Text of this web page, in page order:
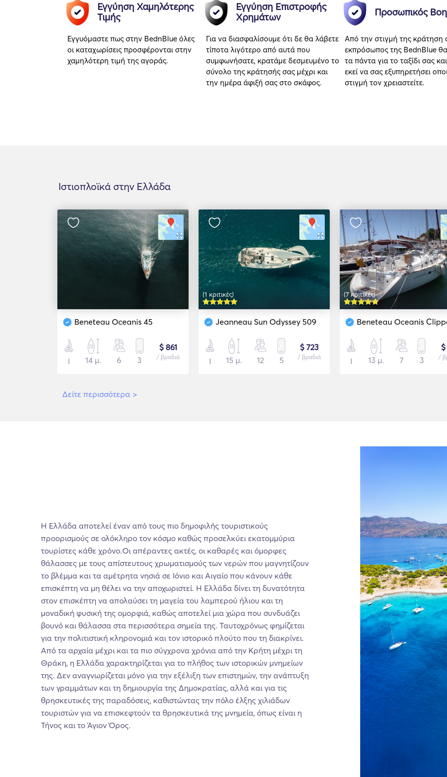
Εγγύηση Χαμηλότερης
Τιμής
Εγγυόμαστε πως στην BednBlue όλες
οι καταχωρίσεις προσφέρονται στην
χαμηλότερη τιμή της αγοράς.
Εγγύηση Επιστροφής
Χρημάτων
Για να διασφαλίσουμε ότι δε θα λάβετε
τίποτα λιγότερο από αυτά που
συμφωνήσατε, κρατάμε δεσμευμένο το
σύνολο της κράτησής σας μέχρι και
την ημέρα άφιξή σας στο σκάφος.
Προσωπικός
Από την στιγμή της κράτηση
εκπρόσωπος της BednBlue θα
τα πάντα για το ταξίδι σας
εκεί να σας εξυπηρετήσει
στιγμή τον χρειαστείτε.
Ιστιοπλοϊκά στην Ελλάδα
Beneteau Oceanis 45
Ι 14 μ. 6 3
$ 861
/ βραδιά
(1 κριτικές)
Jeanneau Sun Odyssey 509
Ι 15 μ. 12 5
$ 723
/ βραδιά
(7 κριτικές)
Beneteau Oceanis Clipper
Ι 13 μ. 7 3 /
Δείτε περισσότερα >
Η Ελλάδα αποτελεί έναν από τους πιο δημοφιλής τουριστικούς
προορισμούς σε ολόκληρο τον κόσμο καθώς προσελκύει εκατομμύρια
τουρίστες κάθε χρόνο.Οι απέραντες ακτές, οι καθαρές και όμορφες
θάλασσες με τους απίστευτους χρωματισμούς των νερών που μαγνητίζουν
το βλέμμα και τα αμέτρητα νησιά σε Ιόνιο και Αιγαίο που κάνουν κάθε
επισκέπτη να μη θέλει να την αποχωριστεί. Η Ελλάδα δίνει τη δυνατότητα
στον επισκέπτη να απολαύσει τη μαγεία του λαμπερού ήλιου και τη
μοναδική φυσική της ομορφιά, καθώς αποτελεί μια χώρα που συνδυάζει
βουνό και θάλασσα στα περισσότερα σημεία της. Ταυτοχρόνως φημίζεται
για την πολιτιστική κληρονομιά και τον ιστορικό πλούτο που τη διακρίνει.
Από τα αρχαία μέχρι και τα πιο σύγχρονα χρόνια από την Κρήτη μέχρι τη
Θράκη, η Ελλάδα χαρακτηρίζεται για το πλήθος των ιστορικών μνημείων
της. Δεν αναγνωρίζεται μόνο για την εξέλιξη των επιστημών, την ανάπτυξη
των γραμμάτων και τη δημιουργία της Δημοκρατίας, αλλά και για τις
θρησκευτικές της παραδόσεις, καθιστώντας την πόλο έλξης χιλιάδων
τουριστών για να επισκεφτούν τα θρησκευτικά της μνημεία, όπως είναι η
Τήνος και το Άγιον Όρος.